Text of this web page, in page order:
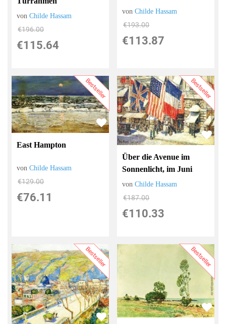
vonChilde Hassam
€196.00
€115.64
vonChilde Hassam
€193.00
€113.87
Bestseller
East Hampton
vonChilde Hassam
€129.00
€76.11
Bestseller
Über die Avenue im
Sonnenlicht, im Juni
vonChilde Hassam
€187.00
€110.33
Bestseller Bestseller